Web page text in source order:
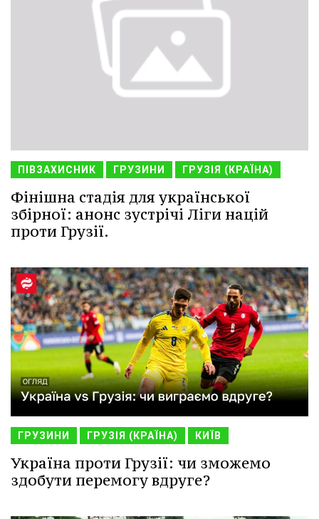
ПІВЗАХИСНИК ГРУЗИНИ ГРУЗІЯ (КРАЇНА)
Фінішна стадія для української
збірної: анонс зустрічі Ліги націй
проти Грузії.
ГРУЗИНИ ГРУЗІЯ (КРАЇНА) КИЇВ
Україна проти Грузії: чи зможемо
здобути перемогу вдруге?